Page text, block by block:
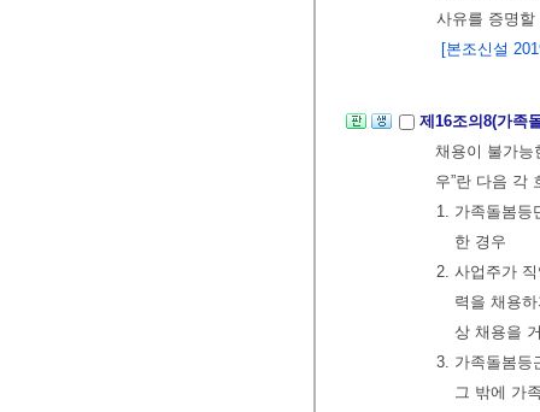
사유를 증명
[본조신설
제16조의8(가족
채용이 불가능
우”란 다음 각
1. 가족돌봄등
한 경우
2. 사업주가
력을 채용
상 채용을
3. 가족돌봄등
그 밖에 가